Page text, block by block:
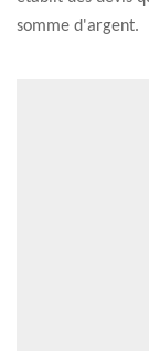
somme d'argent.